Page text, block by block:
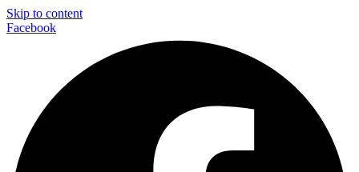
Skip to content
Facebook